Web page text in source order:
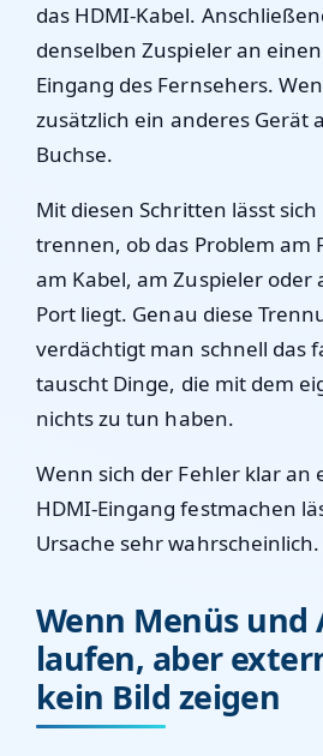
das HDMI-Kabel.
denselben Zuspieler an
Eingang des Fernsehers.
zusätzlich ein anderes Gerät
Buchse.
Mit diesen Schritten lässt
trennen, ob das Problem am
am Kabel, am Zuspieler oder
Port liegt. Genau diese
verdächtigt man schnell das
tauscht Dinge, die mit dem
nichts zu tun haben.
Wenn sich der Fehler klar an
HDMI-Eingang festmachen
Ursache sehr wahrscheinlich.
Wenn Menüs und
laufen, aber
kein Bild zeigen